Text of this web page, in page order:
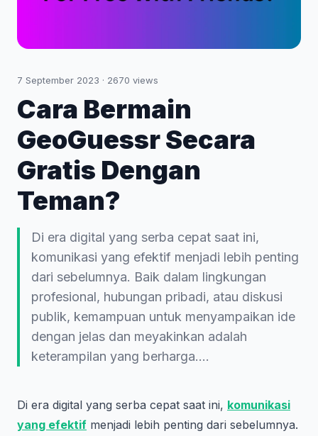
7 September 2023 · 2670 views
Cara Bermain
GeoGuessr Secara
Gratis Dengan
Teman?
Di era digital yang serba cepat saat ini,
komunikasi yang efektif menjadi lebih penting
dari sebelumnya. Baik dalam lingkungan
profesional, hubungan pribadi, atau diskusi
publik, kemampuan untuk menyampaikan ide
dengan jelas dan meyakinkan adalah
keterampilan yang berharga.…
Di era digital yang serba cepat saat ini, komunikasi
yang efektif menjadi lebih penting dari sebelumnya.